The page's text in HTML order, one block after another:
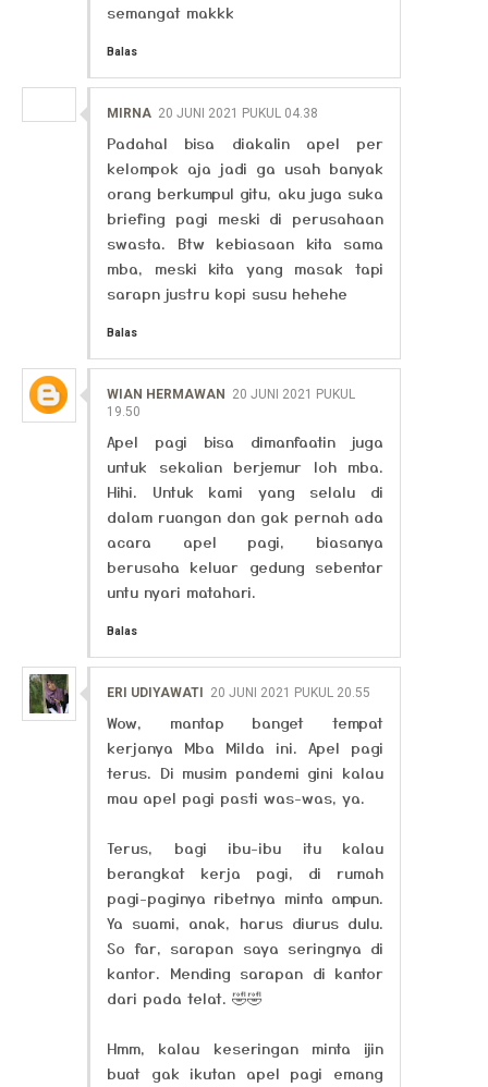
semangat makkk
Balas
MIRNA 20 JUNI 2021 PUKUL 04.38
Padahal bisa diakalin apel per
kelompok aja jadi ga usah banyak
orang berkumpul gitu, aku juga suka
briefing pagi meski di perusahaan
swasta. Btw kebiasaan kita sama
mba, meski kita yang masak tapi
sarapn justru kopi susu hehehe
Balas
WIAN HERMAWAN
20 JUNI 2021 PUKUL
19.50
Apel pagi bisa dimanfaatin juga
untuk sekalian berjemur loh mba.
Hihi. Untuk kami yang selalu di
dalam ruangan dan gak pernah ada
acara apel pagi, biasanya
berusaha keluar gedung sebentar
untu nyari matahari.
Balas
ERI UDIYAWATI 20 JUNI 2021 PUKUL 20.55
Wow, mantap banget tempat
kerjanya Mba Milda ini. Apel pagi
terus. Di musim pandemi gini kalau
mau apel pagi pasti was-was, ya.
Terus, bagi ibu-ibu itu kalau
berangkat kerja pagi, di rumah
pagi-paginya ribetnya minta ampun.
Ya suami, anak, harus diurus dulu.
So far, sarapan saya seringnya di
kantor. Mending sarapan di kantor
dari pada telat. 🤣🤣
Hmm, kalau keseringan minta ijin
buat gak ikutan apel pagi emang